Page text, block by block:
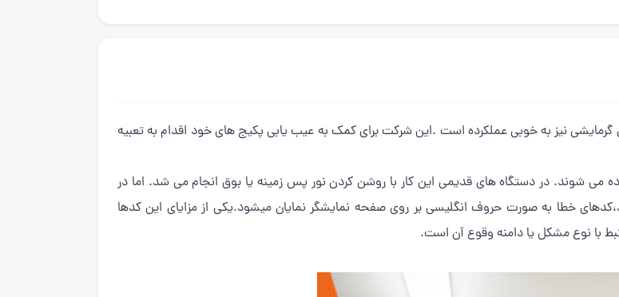
گرمایشی نیز به خوبی عملکرده است .این شرکت برای کمک به عیب یابی پکیج های خود اقدام به تعبیه
شوند. در دستگاه های قدیمی این کار با روشن کردن نور پس زمینه یا بوق انجام می شد. اما در
خطا به صورت حروف انگلیسی بر روی صفحه نمایشگر نمایان میشود.یکی از مزایای این کدها
با نوع مشکل یا دامنه وقوع آن است.